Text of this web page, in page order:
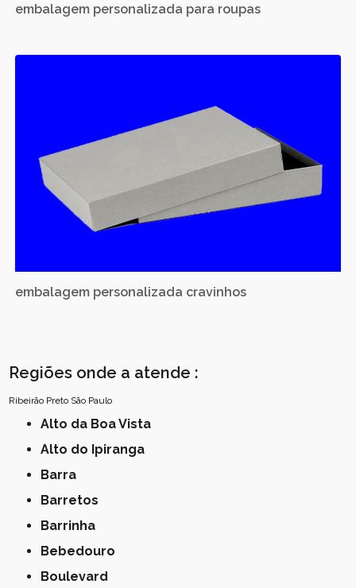
embalagem personalizada para roupas
embalagem personalizada cravinhos
Regiões onde a atende :
Ribeirão Preto São Paulo
Alto da Boa Vista
Alto do Ipiranga
Barra
Barretos
Barrinha
Bebedouro
Boulevard